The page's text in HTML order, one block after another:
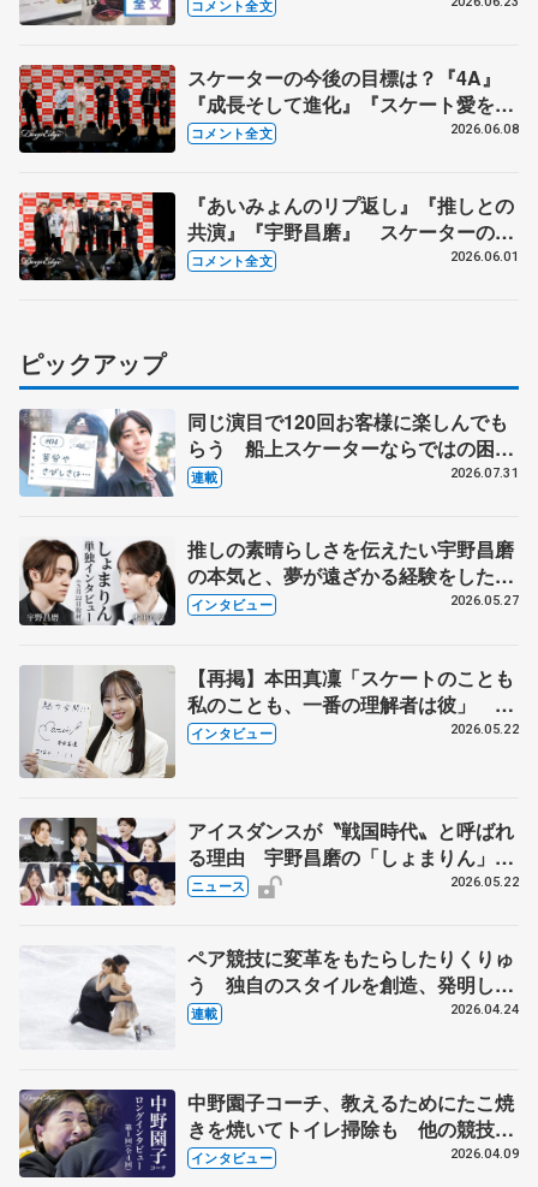
コメント全文
スケーターの今後の目標は？『4A』
『成長そして進化』『スケート愛を深
める』 真剣勝負のゲームコーナーも
コメント全文 2026.06.08
『あいみょんのリプ返し』『推しとの
共演』『宇野昌磨』 スケーターの三
大ニュースは？【コラントッテ・トー
コメント全文 2026.06.01
ピックアップ
同じ演目で120回お客様に楽しんでも
らう 船上スケーターならではの困難
とは 影響あったPIW前キャプテン松
連載 2026.07.31
推しの素晴らしさを伝えたい宇野昌磨
の本気と、夢が遠ざかる経験をした本
田真凜の覚悟
インタビュー 2026.05.27
【再掲】本田真凜「スケートのことも
私のことも、一番の理解者は彼」 引
退時の単独インタビューで語った競技
インタビュー 2026.05.22
アイスダンスが〝戦国時代〟と呼ばれ
る理由 宇野昌磨の「しょまりん」ら
実力者が相次いで参戦 国内の競争激
ニュース 2026.05.22
ペア競技に変革をもたらしたりくりゅ
う 独自のスタイルを創造、発明した
【引退発表後②】
連載 2026.04.24
中野園子コーチ、教えるためにたこ焼
きを焼いてトイレ掃除も 他の競技に
も通用するという坂本花織の筋肉
インタビュー 2026.04.09